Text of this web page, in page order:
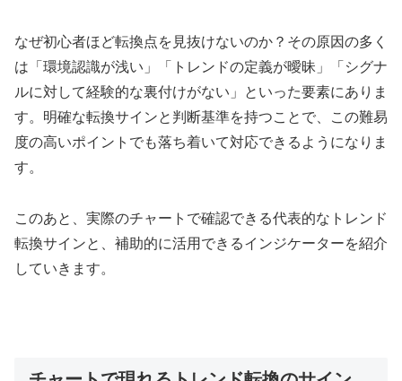
なぜ初心者ほど転換点を見抜けないのか？その原因の多く
は「環境認識が浅い」「トレンドの定義が曖昧」「シグナ
ルに対して経験的な裏付けがない」といった要素にありま
す。明確な転換サインと判断基準を持つことで、この難易
度の高いポイントでも落ち着いて対応できるようになりま
す。
このあと、実際のチャートで確認できる代表的なトレンド
転換サインと、補助的に活用できるインジケーターを紹介
していきます。